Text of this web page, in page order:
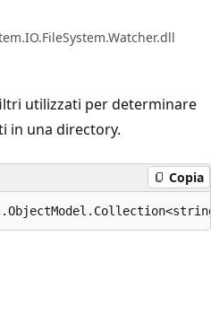
utilizzati per determinare
in una directory.
Copia